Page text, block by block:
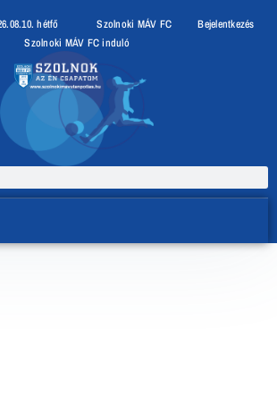
hétfő Szolnoki MÁV FC
Bejelentkezés
Szolnoki MÁV FC induló